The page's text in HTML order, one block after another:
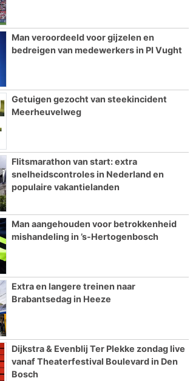
Man veroordeeld voor gijzelen en
bedreigen van medewerkers in PI Vught
Getuigen gezocht van steekincident
Meerheuvelweg
Flitsmarathon van start: extra
snelheidscontroles in Nederland en
populaire vakantielanden
Man aangehouden voor betrokkenheid
mishandeling in ’s-Hertogenbosch
Extra en langere treinen naar
Brabantsedag in Heeze
Dijkstra & Evenblij Ter Plekke zondag live
vanaf Theaterfestival Boulevard in Den
Bosch